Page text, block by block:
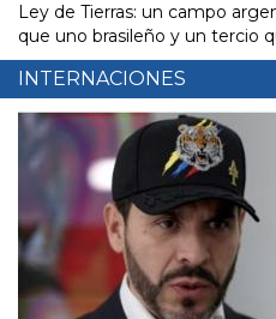
Ley de Tierras: un campo
que uno brasileño y un tercio
INTERNACIONES